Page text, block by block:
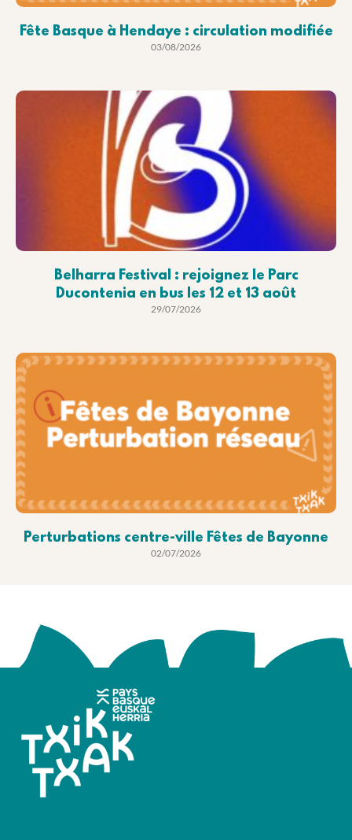
Fête Basque à Hendaye : circulation modifiée
03/08/2026
Belharra Festival : rejoignez le Parc
Ducontenia en bus les 12 et 13 août
29/07/2026
Perturbations centre-ville Fêtes de Bayonne
02/07/2026